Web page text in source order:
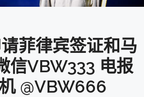
菲律宾签证和马
信VBW333 电报
@VBW666